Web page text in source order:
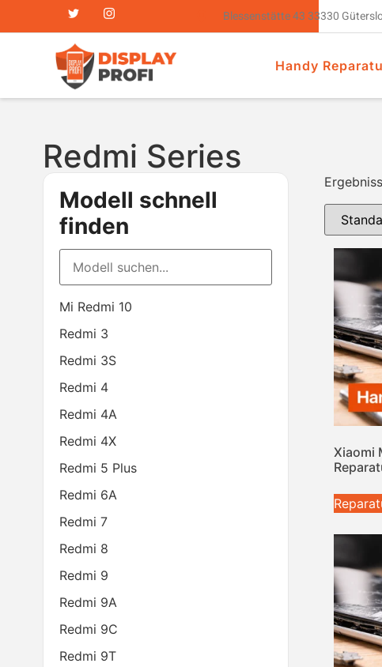
Blessenstätte 43 33330
Handy
Redmi Series
Modell schnell
finden
Mi Redmi 10
Redmi 3
Redmi 3S
Redmi 4
Redmi 4A
Redmi 4X
Redmi 5 Plus
Redmi 6A
Redmi 7
Redmi 8
Redmi 9
Redmi 9A
Redmi 9C
Redmi 9T
Xiaomi